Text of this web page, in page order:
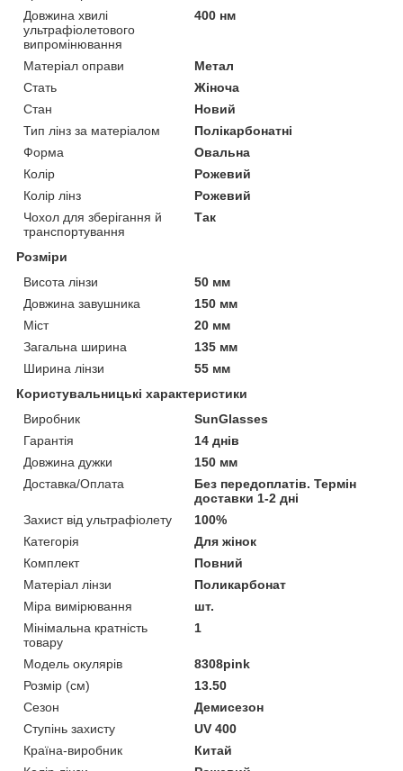
Довжина хвилі
ультрафіолетового
випромінювання
400 нм
Матеріал оправи
Метал
Стать
Жіноча
Стан
Новий
Тип лінз за матеріалом
Полікарбонатні
Форма
Овальна
Колір
Рожевий
Колір лінз
Рожевий
Чохол для зберігання й
транспортування
Так
Розміри
Висота лінзи
50 мм
Довжина завушника
150 мм
Міст
20 мм
Загальна ширина
135 мм
Ширина лінзи
55 мм
Користувальницькі характеристики
Виробник
SunGlasses
Гарантія
14 днів
Довжина дужки
150 мм
Доставка/Оплата
Без передоплатів. Термін
доставки 1-2 дні
Захист від ультрафіолету
100%
Категорія
Для жінок
Комплект
Повний
Матеріал лінзи
Поликарбонат
Міра вимірювання
шт.
Мінімальна кратність
товару
1
Модель окулярів
8308pink
Розмір (см)
13.50
Сезон
Демисезон
Ступінь захисту
UV 400
Країна-виробник
Китай